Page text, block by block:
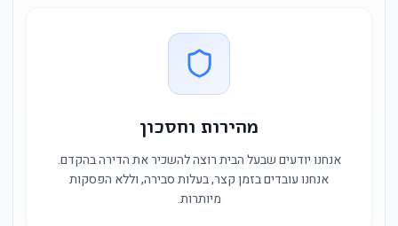
מהירות וחסכון
אנחנו יודעים שבעל הבית רוצה להשכיר את הדירה בהקדם.
אנחנו עובדים בזמן קצר, בעלות סבירה, וללא הפסקות
מיותרות.